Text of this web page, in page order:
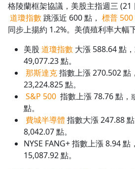
格陵蘭框架協議，美股主指週三 (21
道瓊指數 跳漲近 600 點， 標普 500
同步上揚約 1.2%。美債殖利率大幅下
美股 道瓊指數 大漲 588.64 點
49,077.23 點。
那斯達克指數上漲 270.502 點
23,224.825 點。
S&P 500 指數上漲 78.76 點，
點。
費城半導體 指數大漲 247.88
8,042.07 點。
NYSE FANG+ 指數上漲 8.94 點
15,087.92 點。